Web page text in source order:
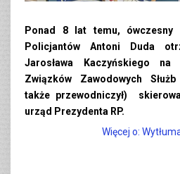
Ponad 8 lat temu, ówczesny
Policjantów Antoni Duda
Jarosława Kaczyńskiego na
Związków Zawodowych
także przewodniczył)
urząd Prezydenta RP.
Więcej o: